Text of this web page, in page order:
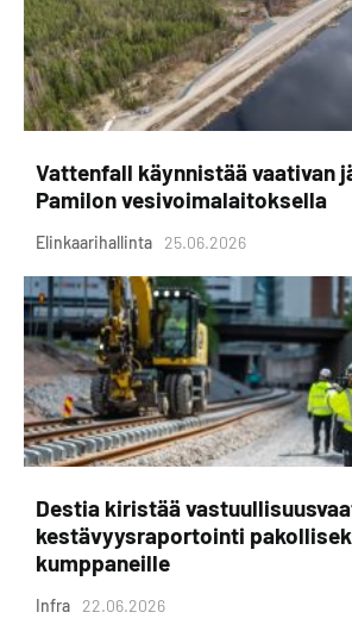
Vattenfall käynnistää vaativan
Pamilon vesivoimalaitoksella
Elinkaarihallinta 25.06.2026
Destia kiristää
kestävyysraportointi
kumppaneille
Infra 22.06.2026